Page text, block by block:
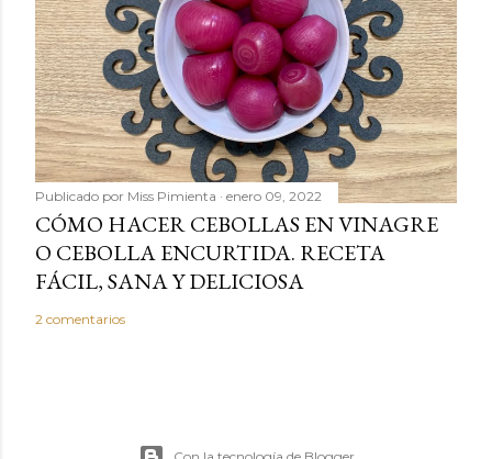
Publicado por Miss Pimienta enero 09, 2022
CÓMO HACER CEBOLLAS EN VINAGRE
O CEBOLLA ENCURTIDA. RECETA
FÁCIL, SANA Y DELICIOSA
2 comentarios